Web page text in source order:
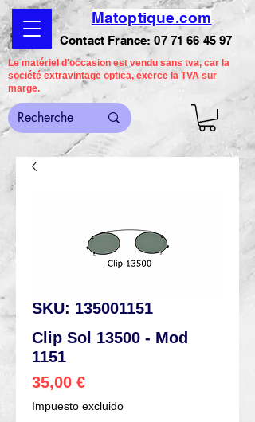
Matoptique.com
Contact France:07 71 66 45 97
Le matériel d'occasion est vendu sans tva, car la
société extravintage optica, exerce la TVA sur
marge.
SKU: 135001151
Clip Sol 13500 - Mod
1151
35,00 €Precio
Impuesto excluido